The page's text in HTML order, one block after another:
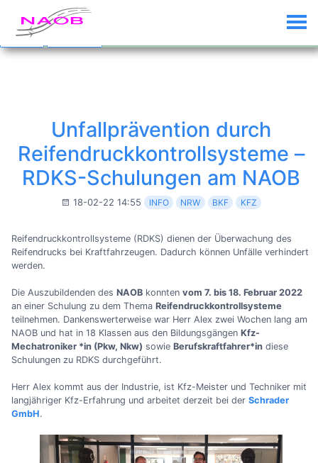
Custom Text added by the
remove)
Dismiss
Unfallprävention durch
Reifendruckkontrollsysteme –
RDKS-Schulungen am NAOB
18-02-22 14:55 INFO NRW BKF KFZ
Reifendruckkontrollsysteme (RDKS) dienen der Überwachung des
Reifendrucks bei Kraftfahrzeugen. Dadurch können Unfälle verhindert
werden.
Die Auszubildenden des NAOB konnten vom 7. bis 18. Februar 2022
an einer Schulung zu dem Thema Reifendruckkontrollsysteme
teilnehmen. Dankenswerterweise war Herr Alex zwei Wochen lang am
NAOB und hat in 18 Klassen aus den Bildungsgängen Kfz-
Mechatroniker *in (Pkw, Nkw) sowie Berufskraftfahrer*in diese
Schulungen zu RDKS durchgeführt.
Herr Alex kommt aus der Industrie, ist Kfz-Meister und Techniker mit
langjähriger Kfz-Erfahrung und arbeitet derzeit bei der Schrader
GmbH.